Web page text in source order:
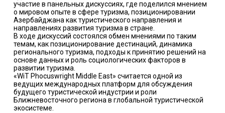
участие в панельных дискуссиях, где поделился мнением
о мировом опыте в сфере туризма, позиционировании
Азербайджана как туристического направления и
направлениях развития туризма в стране.
В ходе дискуссий состоялся обмен мнениями по таким
темам, как позиционирование дестинаций, динамика
регионального туризма, подходы к принятию решений на
основе данных и роль социологических факторов в
развитии туризма.
«WiT Phocuswright Middle East» считается одной из
ведущих международных платформ для обсуждения
будущего туристической индустрии и роли
Ближневосточного региона в глобальной туристической
экосистеме.